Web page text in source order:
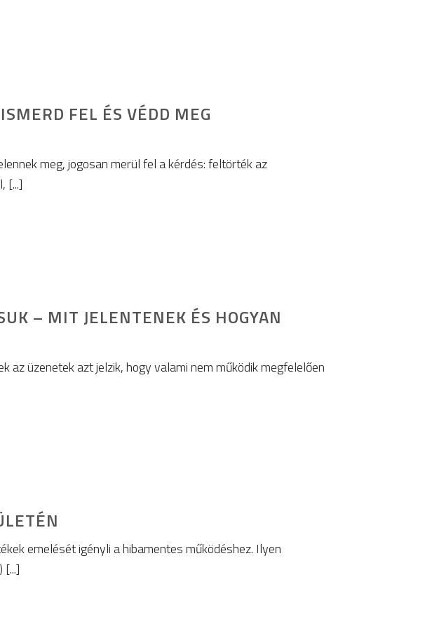
FEL ÉS VÉDD MEG
meg, jogosan merül fel a kérdés: feltörték az
[...]
– MIT JELENTENEK ÉS HOGYAN
üzenetek azt jelzik, hogy valami nem működik megfelelően
emelését igényli a hibamentes működéshez. Ilyen